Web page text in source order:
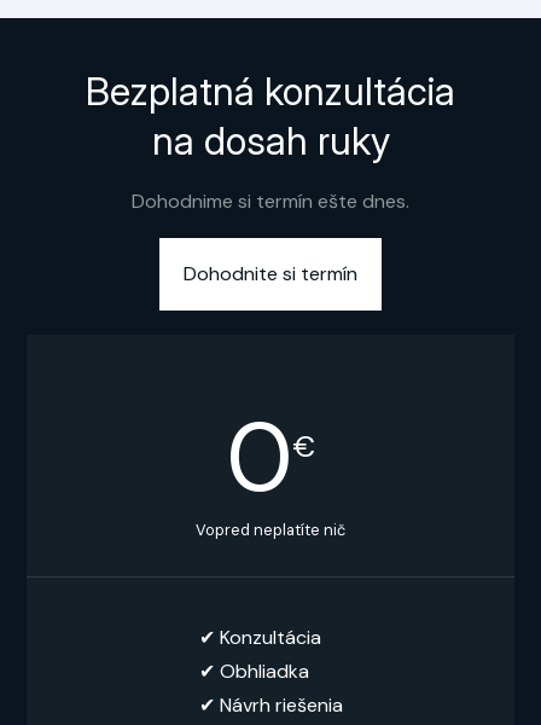
Bezplatná konzultácia
na dosah ruky
Dohodnime si termín ešte dnes.
Dohodnite si termín
0€
Vopred neplatíte nič
✔︎ Konzultácia
✔︎ Obhliadka
✔︎ Návrh riešenia